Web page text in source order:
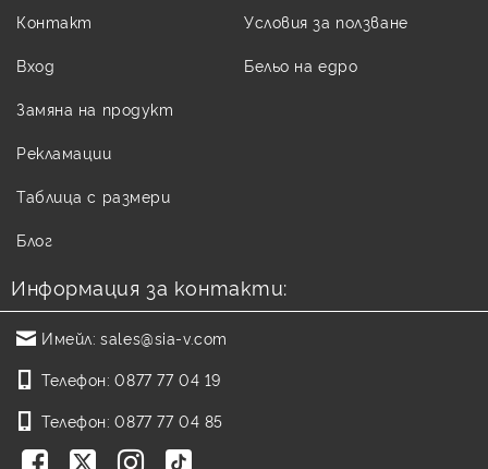
Контакт
Вход
Условия за ползване
Бельо на едро
Замяна на продукт
Рекламации
Таблица с размери
Блог
Информация за контакти:
Имейл: sales@sia-v.com
Телефон: 0877 77 04 19
Телефон: 0877 77 04 85